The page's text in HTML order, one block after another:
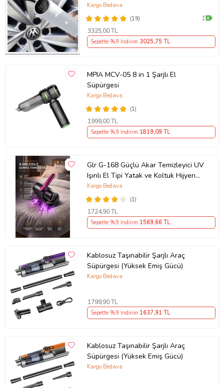
Lydsto Türkiye Garantili )
(19)
Kargo Bedava
3325,00 TL
Sepette %9 İndirim 3025,75 TL
MPIA MCV-05 8 in 1 Şarjlı El
Süpürgesi
(1)
Kargo Bedava
1999,00 TL
Sepette %9 İndirim 1819,09 TL
Glr G-168 Güçlü Akar Temizleyici UV
Işınlı El Tipi Yatak ve Koltuk Hijyen
Süpürgesi 100W, 12V Lit
(1)
Kargo Bedava
1724,90 TL
Sepette %9 İndirim 1569,66 TL
Kablosuz Taşınabilir Şarjlı Araç
Süpürgesi (Yüksek Emiş Gücü)
Kargo Bedava
1799,90 TL
Sepette %9 İndirim 1637,91 TL
Kablosuz Taşınabilir Şarjlı Araç
Süpürgesi (Yüksek Emiş Gücü)
Kargo Bedava